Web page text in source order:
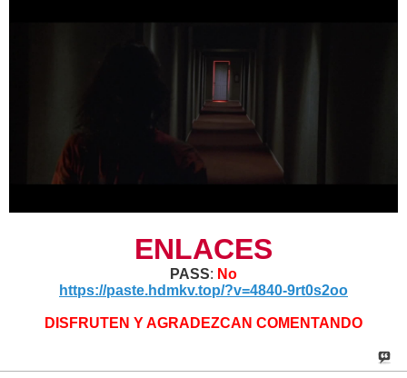
ENLACES
PASS: No
https://paste.hdmkv.top/?v=4840-9rt0s2oo
DISFRUTEN Y AGRADEZCAN COMENTANDO